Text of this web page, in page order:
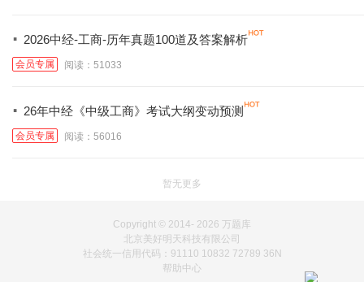
· 2026中经-工商-历年真题100道及答案解析
会员专属 阅读：51033
· 26年中经《中级工商》考试大纲变动预测
会员专属 阅读：56016
暂无更多
Copyright © 2014- 2026 万题库
北京美好明天科技有限公司
社会统一信用代码：91110 10832 72789 36N
帮助中心